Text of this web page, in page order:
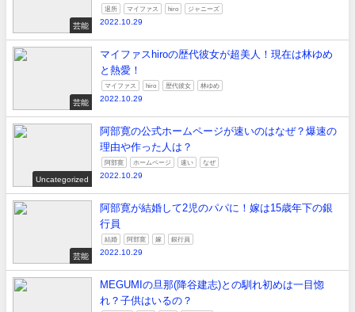
芸能
退所 マイファス hiro ジャニーズ
2022.10.29
芸能
マイファスhiroの歴代彼女が超美人！現在は林ゆめ
と熱愛！
マイファス hiro 歴代彼女 林ゆめ
2022.10.29
Uncategorized
阿部寛の公式ホームページが速いのはなぜ？爆速の
理由や作った人は？
阿部寛 ホームページ 速い なぜ
2022.10.29
芸能
阿部寛が結婚して2児のパパに！嫁は15歳年下の銀
行員
結婚 阿部寛 嫁 銀行員
2022.10.29
MEGUMIの旦那(降谷建志)との馴れ初めは一目惚
れ？子供はいるの？